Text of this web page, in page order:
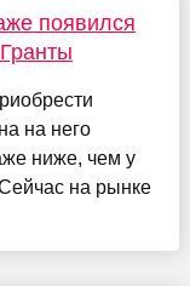
появился
на него
ниже, чем у
на рынке